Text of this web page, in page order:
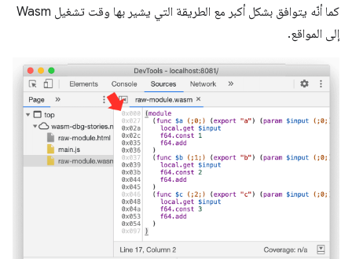
كما أنّه يتوافق بشكل أكبر مع الطريقة التي يشير بها وقت تشغيل Wasm
إلى المواقع.